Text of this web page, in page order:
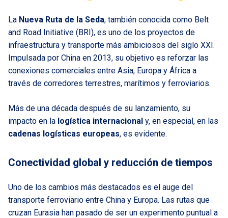
La Nueva Ruta de la Seda, también conocida como Belt
and Road Initiative (BRI), es uno de los proyectos de
infraestructura y transporte más ambiciosos del siglo XXI.
Impulsada por China en 2013, su objetivo es reforzar las
conexiones comerciales entre Asia, Europa y África a
través de corredores terrestres, marítimos y ferroviarios.
Más de una década después de su lanzamiento, su
impacto en la logística internacional y, en especial, en las
cadenas logísticas europeas, es evidente.
Conectividad global y reducción de tiempos
Uno de los cambios más destacados es el auge del
transporte ferroviario entre China y Europa. Las rutas que
cruzan Eurasia han pasado de ser un experimento puntual a